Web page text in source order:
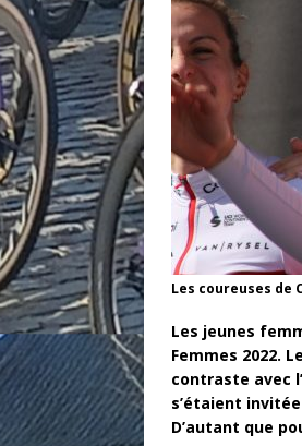
Les coureuses de
Les jeunes
Femmes 2022.
contraste avec
s’étaient
D’autant que